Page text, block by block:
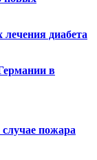
диабета
в
пожара